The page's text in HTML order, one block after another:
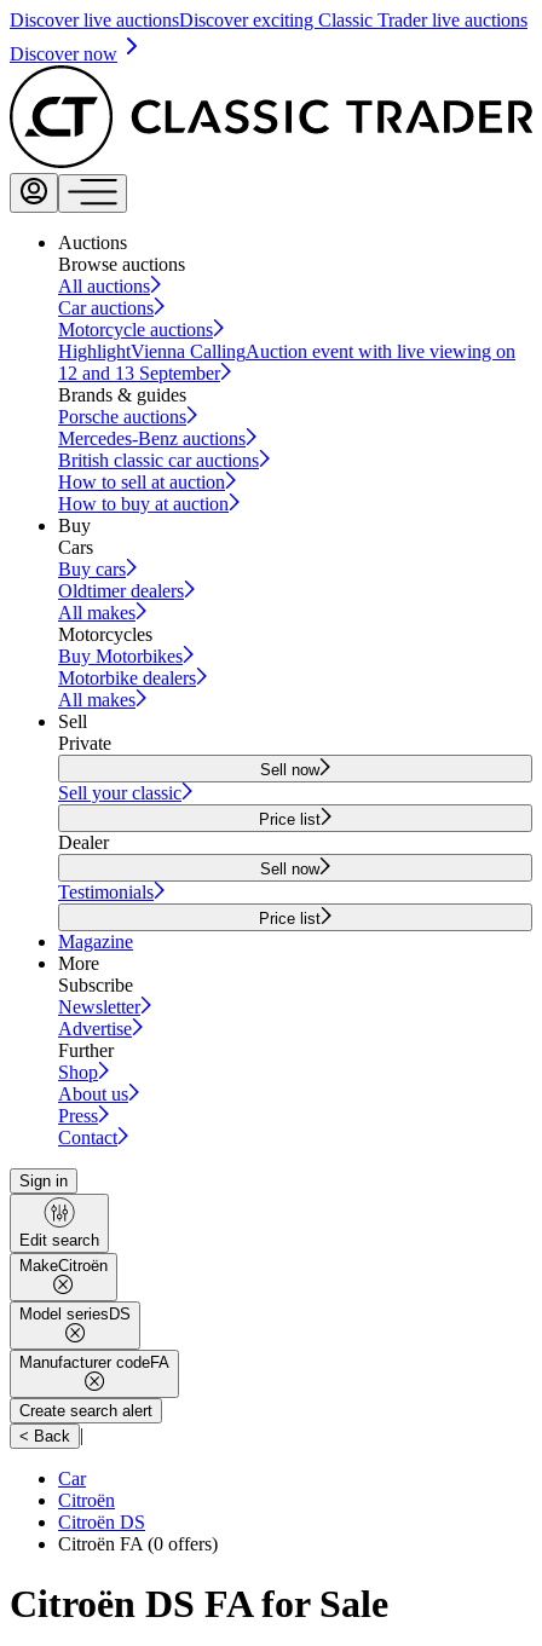
Discover live auctionsDiscover exciting Classic Trader live auctions
Discover now
Auctions
Browse auctions
All auctions
Car auctions
Motorcycle auctions
HighlightVienna CallingAuction event with live viewing on
12 and 13 September
Brands & guides
Porsche auctions
Mercedes-Benz auctions
British classic car auctions
How to sell at auction
How to buy at auction
Buy
Cars
Buy cars
Oldtimer dealers
All makes
Motorcycles
Buy Motorbikes
Motorbike dealers
All makes
Sell
Private
Sell now
Sell your classic
Price list
Dealer
Sell now
Testimonials
Price list
Magazine
More
Subscribe
Newsletter
Advertise
Further
Shop
About us
Press
Contact
Sign in
Edit search
MakeCitroën
Model series DS
Manufacturer codeFA
Create search alert
< Back |
Car
Citroën
Citroën DS
Citroën FA (0 offers)
Citroën DS FA for Sale